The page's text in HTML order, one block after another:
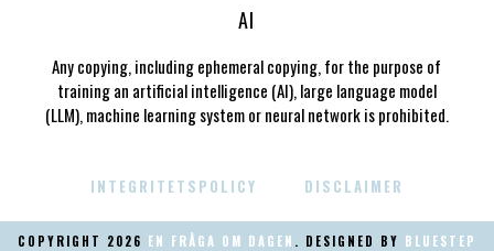
AI
Any copying, including ephemeral copying, for the purpose of
training an artificial intelligence (AI), large language model
(LLM), machine learning system or neural network is prohibited.
INTEGRITETSPOLICY DISCLAIMER
COPYRIGHT 2026 EN FRÅGA OM DAGEN . DESIGNED BY BLUESTEP